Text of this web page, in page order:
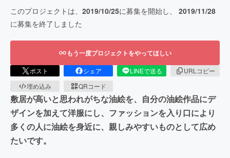
このプロジェクトは、 2019/10/25に募集を開始し、 2019/11/28
に募集を終了しました
もう一度プロジェクトをやってほしい
ポスト シェア LINEで送る
URLコピー
埋め込み
QRコード
敷居が高いと思われがちな油絵を、自分の油絵作品にデ
ザインを加えて洋服にし、ファッションを入り口により
多くの人に油絵を身近に、親しみやすいものとして広め
たいです。